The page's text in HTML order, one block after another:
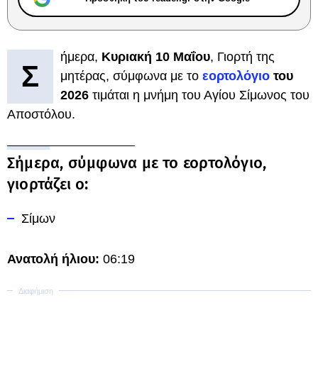
Σ
ήμερα, Κυριακή 10 Μαΐου, Γιορτή της
μητέρας, σύμφωνα με το εορτολόγιο του
2026 τιμάται η μνήμη του Αγίου Σίμωνος του
Αποστόλου.
Σήμερα, σύμφωνα με το εορτολόγιο,
γιορτάζει ο:
Σίμων
Ανατολή ήλιου: 06:19